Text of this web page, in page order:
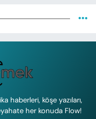
haberleri, köşe yazıları,
her konuda Flow!